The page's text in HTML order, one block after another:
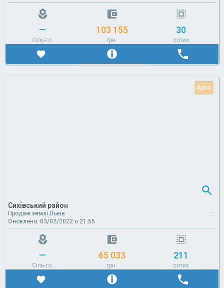
—
Сіль-го.
103 155
грн.
30
сотих
Сихівський район
Продаж землі Львів
Оновлено: 03/02/2022 о 21:55
—
Сіль-го.
65 033
грн.
211
сотих